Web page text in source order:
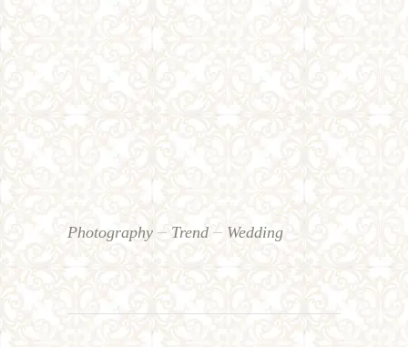
Photography Trend Wedding